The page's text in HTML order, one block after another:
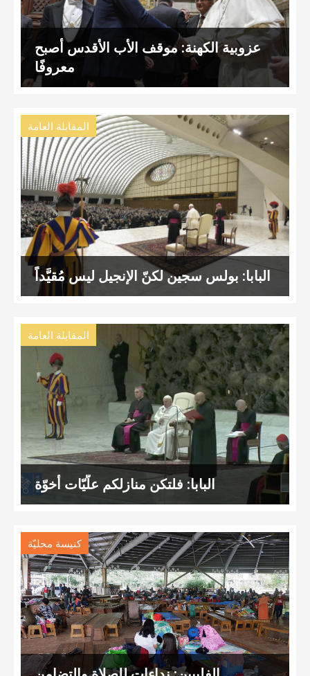
عزوبية الكهنة: موقف الأب الأقدس أصبح
معروفًا
المقابلة العامة
البابا: بولس سجين لكنّ الإنجيل ليس مُقيَّداً
المقابلة العامة
البابا: فلتكن منازلكم علّيّات أخوّة
كنيسة محليّة